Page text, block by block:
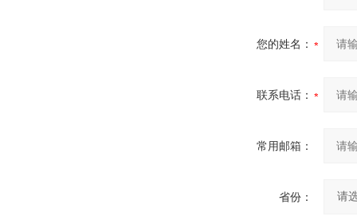
您的姓名：
联系电话：
常用邮箱：
省份：